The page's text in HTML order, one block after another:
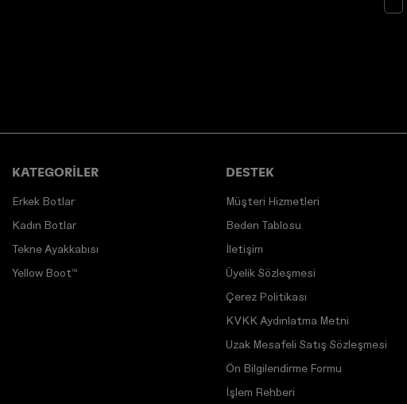
KATEGORİLER
Erkek Botlar
Kadın Botlar
Tekne Ayakkabısı
Yellow Boot™
DESTEK
Müşteri Hizmetleri
Beden Tablosu
İletişim
Üyelik Sözleşmesi
Çerez Politikası
KVKK Aydınlatma Metni
Uzak Mesafeli Satış Sözleşmesi
Ön Bilgilendirme Formu
İşlem Rehberi